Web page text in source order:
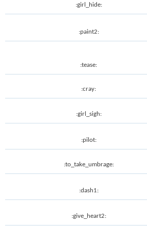
:girl_hide:
:paint2:
:tease:
:cray:
:girl_sigh:
:pilot:
:to_take_umbrage:
:dash1:
:give_heart2: